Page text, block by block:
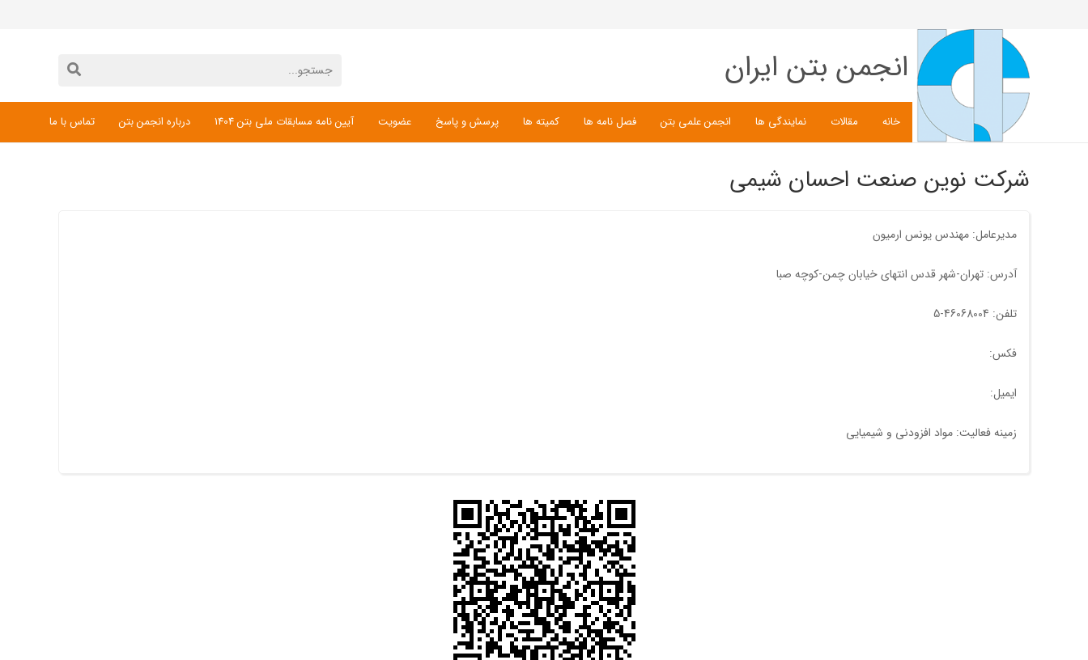
انجمن بتن ایران
خانه مقالات نمایندگی ها انجمن علمی بتن فصل نامه ها کمیته ها پرسش و پاسخ عضویت آیین نامه مسابقات ملی بتن 1404 درباره انجمن بتن تماس با ما
شرکت نوین صنعت احسان شیمی
مدیرعامل: مهندس یونس ارمیون
آدرس: تهران-شهر قدس انتهای خیابان چمن-کوچه صبا
تلفن: 46068004-5
فکس:
ایمیل:
زمینه فعالیت: مواد افزودنی و شیمیایی